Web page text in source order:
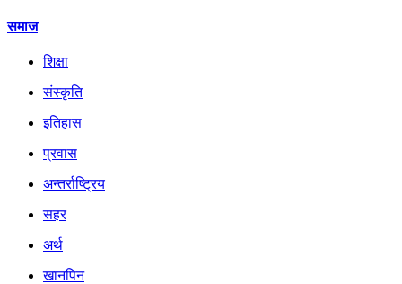
समाज
शिक्षा
संस्कृति
इतिहास
प्रवास
अन्तर्राष्ट्रिय
सहर
अर्थ
खानपिन